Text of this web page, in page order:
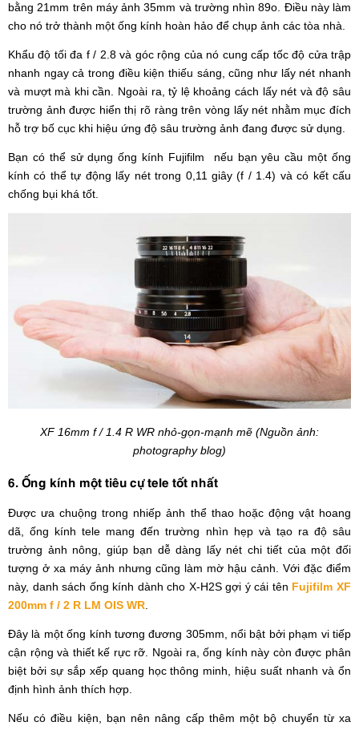
bằng 21mm trên máy ảnh 35mm và trường nhìn 89o. Điều này làm
cho nó trở thành một ống kính hoàn hảo để chụp ảnh các tòa nhà.
Khẩu độ tối đa f / 2.8 và góc rộng của nó cung cấp tốc độ cửa trập
nhanh ngay cả trong điều kiện thiếu sáng, cũng như lấy nét nhanh
và mượt mà khi cần. Ngoài ra, tỷ lệ khoảng cách lấy nét và độ sâu
trường ảnh được hiển thị rõ ràng trên vòng lấy nét nhằm mục đích
hỗ trợ bố cục khi hiệu ứng độ sâu trường ảnh đang được sử dụng.
Bạn có thể sử dụng ống kính Fujifilm nếu bạn yêu cầu một ống
kính có thể tự động lấy nét trong 0,11 giây (f / 1.4) và có kết cấu
chống bụi khá tốt.
XF 16mm f / 1.4 R WR nhỏ-gọn-mạnh mẽ (Nguồn ảnh:
photography blog)
6. Ống kính một tiêu cự tele tốt nhất
Được ưa chuộng trong nhiếp ảnh thể thao hoặc động vật hoang
dã, ống kính tele mang đến trường nhìn hẹp và tạo ra độ sâu
trường ảnh nông, giúp bạn dễ dàng lấy nét chi tiết của một đối
tượng ở xa máy ảnh nhưng cũng làm mờ hậu cảnh. Với đặc điểm
này, danh sách ống kính dành cho X-H2S gợi ý cái tên Fujifilm XF
200mm f / 2 R LM OIS WR
Đây là một ống kính tương đương 305mm, nổi bật bởi phạm vi tiếp
cận rộng và thiết kế rực rỡ. Ngoài ra, ống kính này còn được phân
biệt bởi sự sắp xếp quang học thông minh, hiệu suất nhanh và ổn
định hình ảnh thích hợp.
Nếu có điều kiện, bạn nên nâng cấp thêm một bộ chuyển từ xa